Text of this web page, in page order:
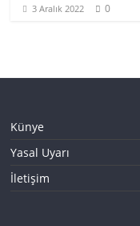
3 Aralık 2022 0
Künye
Yasal Uyarı
İletişim